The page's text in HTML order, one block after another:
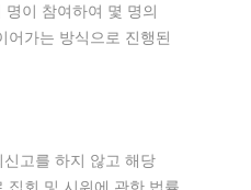
이 참여하여 몇 명의
어가는 방식으로 진행된
고를 하지 않고 해당